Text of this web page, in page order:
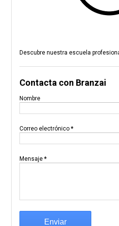
Descubre nuestra escuela
Contacta con Branzai
Nombre
Correo electrónico *
Mensaje *